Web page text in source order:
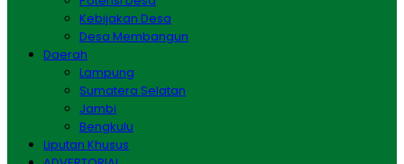
Kebijakan Desa
Desa Membangun
Daerah
Lampung
Sumatera Selatan
Jambi
Bengkulu
Liputan Khusus